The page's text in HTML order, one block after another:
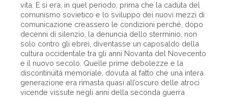
vita. E si era, in quel periodo, prima che la caduta del
comunismo sovietico e lo sviluppo dei nuovi mezzi di
comunicazione creassero le condizioni perché, dopo
decenni di silenzio, la denuncia dello sterminio, non
solo contro gli ebrei, diventasse un caposaldo della
cultura occidentale tra gli anni Novanta del Novecento
e il nuovo secolo. Quelle prime debolezze e la
discontinuità memoriale, dovuta al fatto che una intera
generazione era rimasta quasi all’oscuro delle atroci
vicende vissute negli anni della seconda guerra